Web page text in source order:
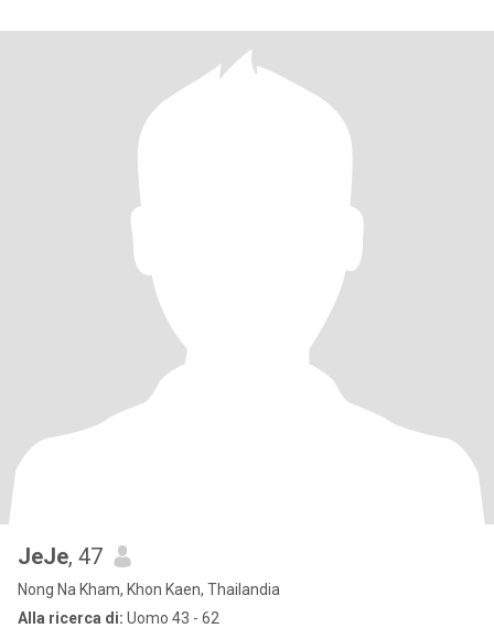
JeJe, 47
Nong Na Kham, Khon Kaen, Thailandia
Alla ricerca di: Uomo 43 - 62